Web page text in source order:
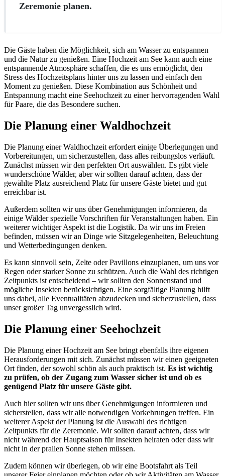
Zeremonie planen.
Die Gäste haben die Möglichkeit, sich am Wasser zu entspannen
und die Natur zu genießen. Eine Hochzeit am See kann auch eine
entspannende Atmosphäre schaffen, die es uns ermöglicht, den
Stress des Hochzeitsplans hinter uns zu lassen und einfach den
Moment zu genießen. Diese Kombination aus Schönheit und
Entspannung macht eine Seehochzeit zu einer hervorragenden Wahl
für Paare, die das Besondere suchen.
Die Planung einer Waldhochzeit
Die Planung einer Waldhochzeit erfordert einige Überlegungen und
Vorbereitungen, um sicherzustellen, dass alles reibungslos verläuft.
Zunächst müssen wir den perfekten Ort auswählen. Es gibt viele
wunderschöne Wälder, aber wir sollten darauf achten, dass der
gewählte Platz ausreichend Platz für unsere Gäste bietet und gut
erreichbar ist.
Außerdem sollten wir uns über Genehmigungen informieren, da
einige Wälder spezielle Vorschriften für Veranstaltungen haben. Ein
weiterer wichtiger Aspekt ist die Logistik. Da wir uns im Freien
befinden, müssen wir an Dinge wie Sitzgelegenheiten, Beleuchtung
und Wetterbedingungen denken.
Es kann sinnvoll sein, Zelte oder Pavillons einzuplanen, um uns vor
Regen oder starker Sonne zu schützen. Auch die Wahl des richtigen
Zeitpunkts ist entscheidend – wir sollten den Sonnenstand und
mögliche Insekten berücksichtigen. Eine sorgfältige Planung hilft
uns dabei, alle Eventualitäten abzudecken und sicherzustellen, dass
unser großer Tag unvergesslich wird.
Die Planung einer Seehochzeit
Die Planung einer Hochzeit am See bringt ebenfalls ihre eigenen
Herausforderungen mit sich. Zunächst müssen wir einen geeigneten
Ort finden, der sowohl schön als auch praktisch ist. Es ist wichtig
zu prüfen, ob der Zugang zum Wasser sicher ist und ob es
genügend Platz für unsere Gäste gibt.
Auch hier sollten wir uns über Genehmigungen informieren und
sicherstellen, dass wir alle notwendigen Vorkehrungen treffen. Ein
weiterer Aspekt der Planung ist die Auswahl des richtigen
Zeitpunkts für die Zeremonie. Wir sollten darauf achten, dass wir
nicht während der Hauptsaison für Insekten heiraten oder dass wir
nicht in der prallen Sonne stehen müssen.
Zudem können wir überlegen, ob wir eine Bootsfahrt als Teil